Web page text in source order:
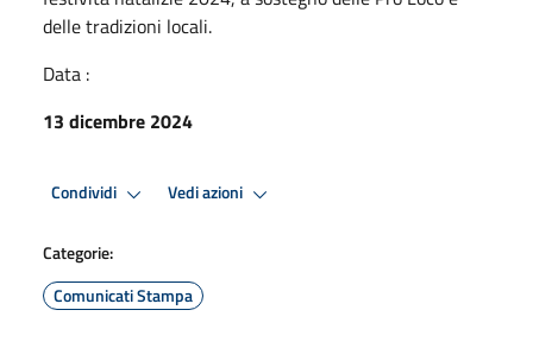
delle tradizioni locali.
Data :
13 dicembre 2024
Condividi Vedi azioni
Categorie:
Comunicati Stampa